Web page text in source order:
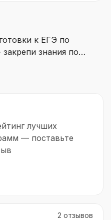
к ЕГЭ по
знания по
задач.
знания на
лучших
— поставьте
2 отзывов